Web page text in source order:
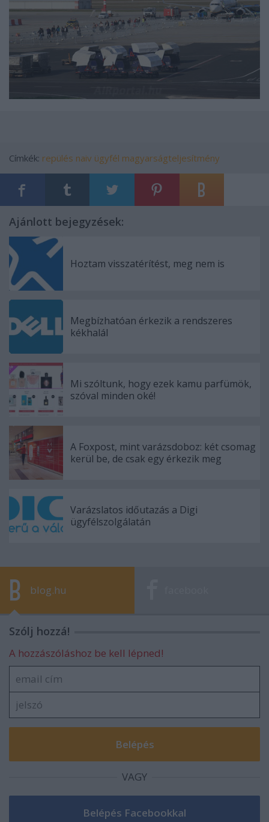
Címkék: repülés naiv ügyfél magyarságteljesítmény
Ajánlott bejegyzések:
Hoztam visszatérítést, meg nem is
Megbízhatóan érkezik a rendszeres
kékhalál
Mi szóltunk, hogy ezek kamu parfümök,
szóval minden oké!
A Foxpost, mint varázsdoboz: két csomag
kerül be, de csak egy érkezik meg
Varázslatos időutazás a Digi
ügyfélszolgálatán
blog.hu
Szólj hozzá!
A hozzászóláshoz be kell lépned!
VAGY